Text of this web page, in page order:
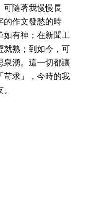
可隨著我慢慢長
的作文發愁的時
如有神；在新聞工
就熟；到如今，可
泉湧。這一切都讓
苛求」，今時的我